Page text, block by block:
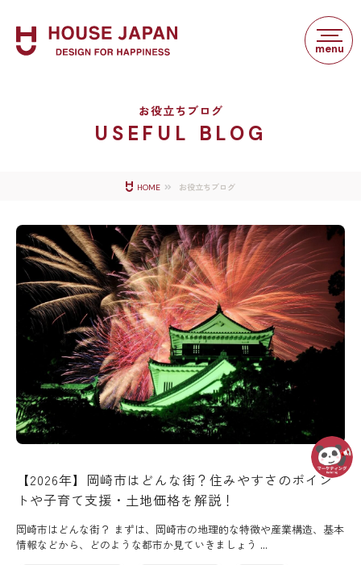
お役立ちブログ
USEFUL BLOG
HOME お役立ちブログ
【2026年】岡崎市はどんな街？住みやすさのポイン
トや子育て支援・土地価格を解説！
岡崎市はどんな街？ まずは、岡崎市の地理的な特徴や産業構造、基本
情報などから、どのような都市か見ていきましょう ...